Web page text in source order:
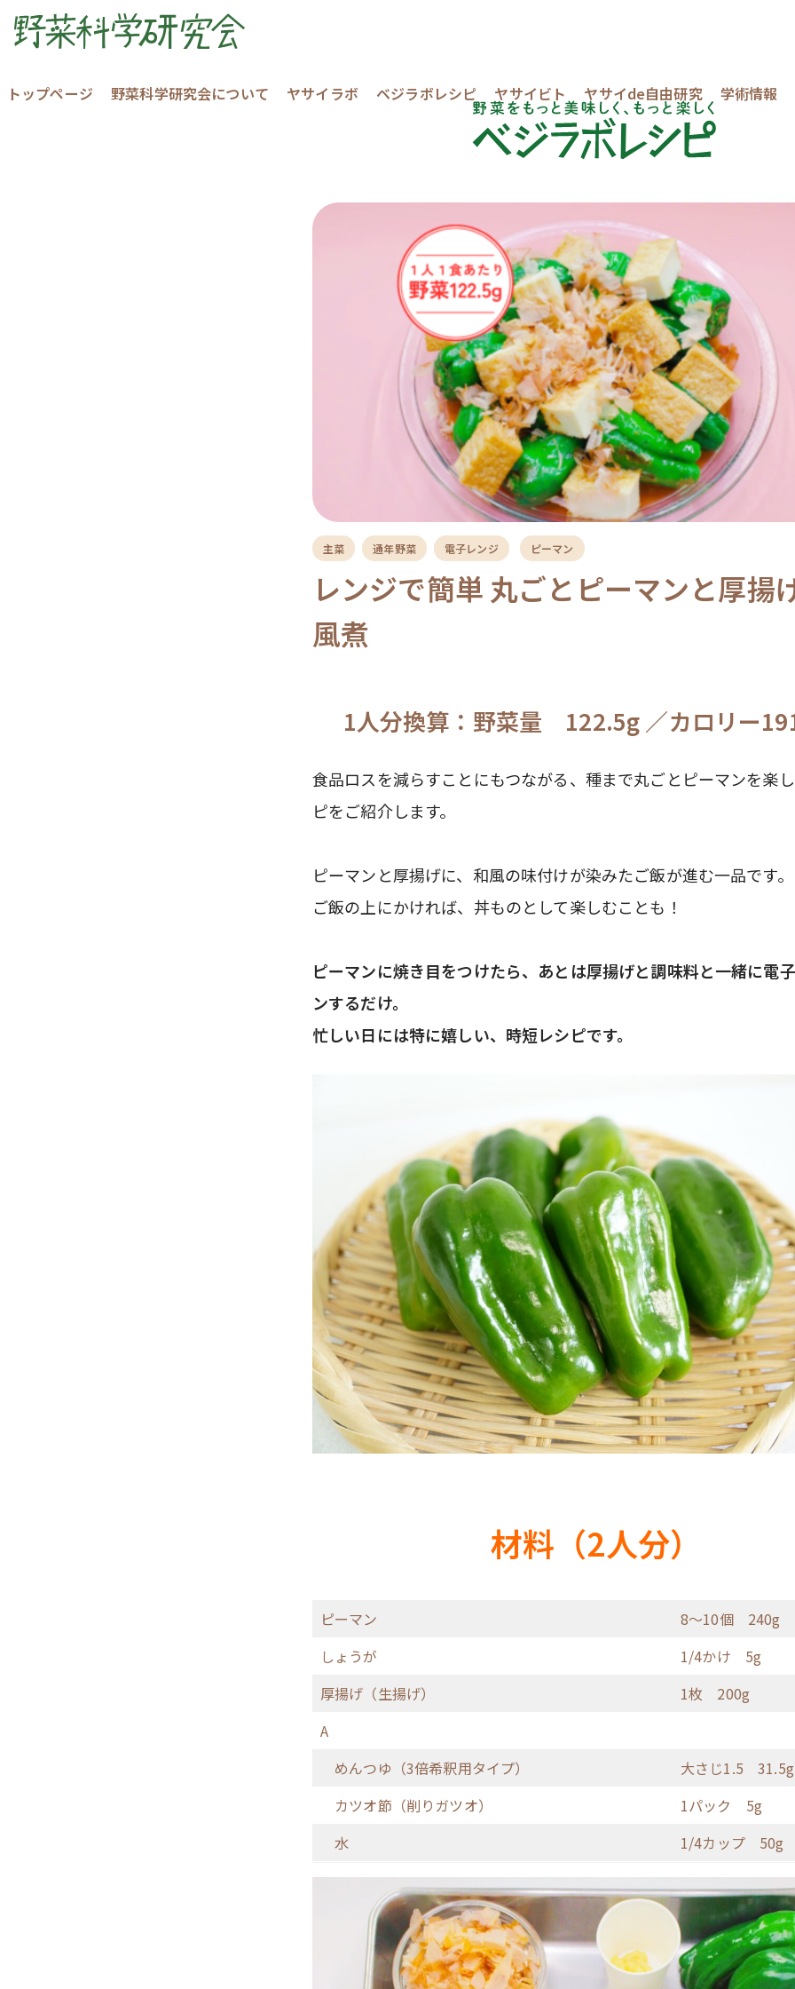
トップページ 野菜科学研究会について ヤサイラボ ベジラボレシピ ヤサイビト ヤサイde自由研究 学術情報
主菜 通年野菜 電子レンジ ピーマン
レンジで簡単 丸ごとピーマンと厚揚
風煮
1人分換算：野菜量 122.5g ／カロリー
食品ロスを減らすことにもつながる、種まで丸ごとピーマンを楽
ピをご紹介します。
ピーマンと厚揚げに、和風の味付けが染みたご飯が進む一品です。
ご飯の上にかければ、丼ものとして楽しむことも！
ピーマンに焼き目をつけたら、あとは厚揚げと調味料と一緒に電
ンするだけ。
忙しい日には特に嬉しい、時短レシピです。
材料（2人分）
ピーマン
8〜10個 240g
しょうが
1/4かけ 5g
厚揚げ（生揚げ）
1枚 200g
A
めんつゆ（3倍希釈用タイプ）
大さじ1.5 31.5g
カツオ節（削りガツオ）
1パック 5g
水
1/4カップ 50g